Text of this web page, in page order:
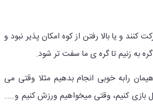
کنند و یا بالا رفتن از کوه امکان پذیر نبود و
به زنیم تا گره ی ما سفت تر شود.
رابه خوبی انجام بدهیم مثلا وقتی می
بازی کنیم، وقتی میخواهیم ورزش کنیم و……